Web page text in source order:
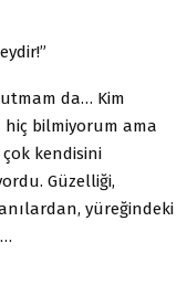
da… Kim
hiç bilmiyorum ama
çok kendisini
Güzelliği,
yüreğindeki